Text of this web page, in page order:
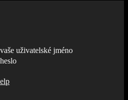
vaše uživatelské jméno
heslo